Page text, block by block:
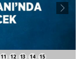
11 12 13 14 15